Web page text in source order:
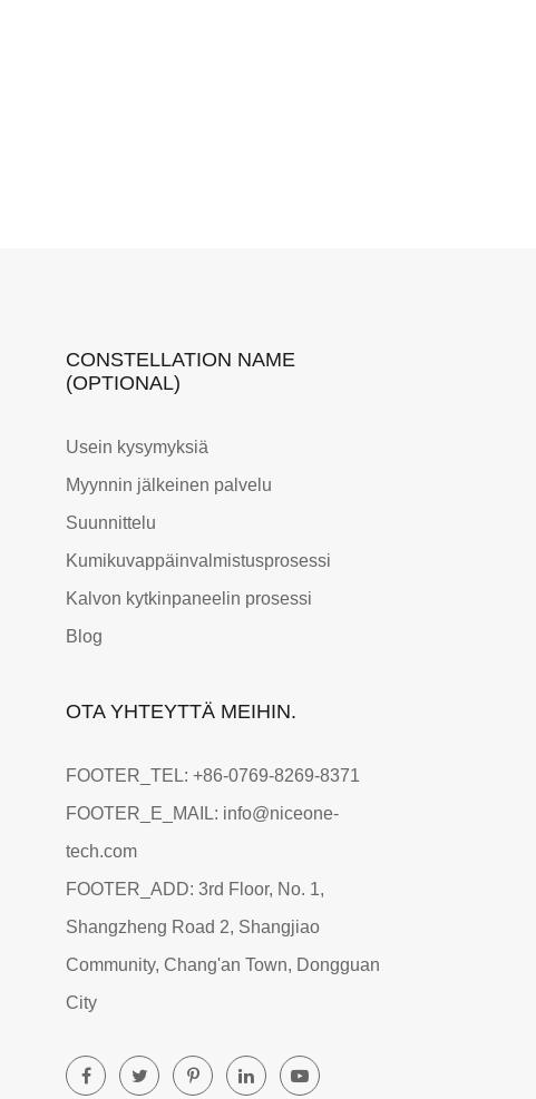
CONSTELLATION NAME
(OPTIONAL)
Usein kysymyksiä
Myynnin jälkeinen palvelu
Suunnittelu
Kumikuvappäinvalmistusprosessi
Kalvon kytkinpaneelin prosessi
Blog
OTA YHTEYTTÄ MEIHIN.
FOOTER_TEL: +86-0769-8269-8371
FOOTER_E_MAIL: info@niceone-
tech.com
FOOTER_ADD: 3rd Floor, No. 1,
Shangzheng Road 2, Shangjiao
Community, Chang'an Town, Dongguan
City